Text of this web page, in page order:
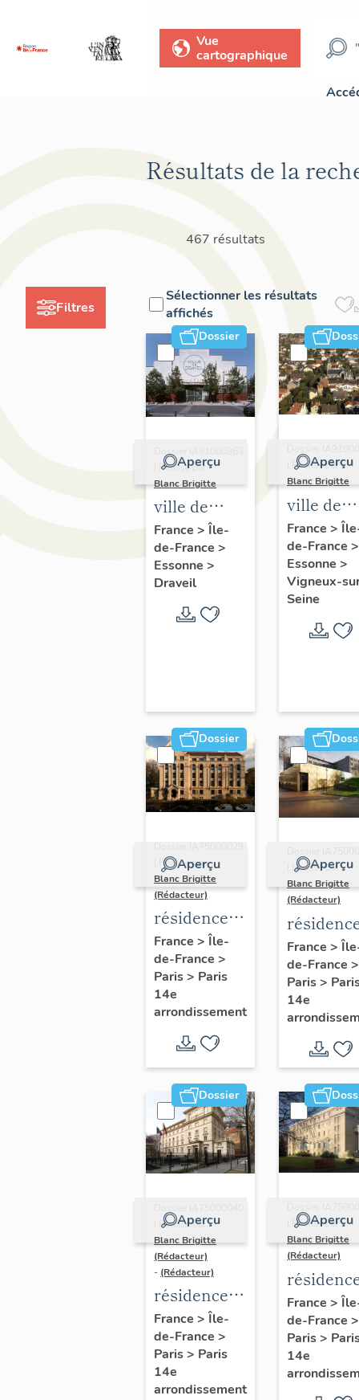
Vue
cartographique
Filtres
Résultats de la
467 résultats
Sélectionner les résultats
affichés
Dossier
Aperçu
Dossier IA91000863
| Réalisé par
Blanc Brigitte
ville de
Draveil
France > Île-
de-France >
Essonne >
Draveil
Aperçu
| Réalisé par
Blanc Brigitte
ville de
Vigneux-
sur-Seine
France >
de-France >
Essonne >
Vigneux-
Seine
Dossier
Aperçu
Dossier IA75000029
| Réalisé par
Blanc Brigitte
(Rédacteur)
résidence
d'étudiants
dite Maison
des
étudiants
arméniens -
Fondation
Marie
Nubar
France > Île-
de-France >
Paris> Paris
14e
arrondissement
Aperçu
| Réalisé par
Blanc Brigitte
(Rédacteur)
dite
André de
Gouveia
(ex-
des
étudiants
France >
de-France >
Paris>
14e
Dossier
Aperçu
| Réalisé par
Blanc Brigitte
(Rédacteur)
- (Rédacteur)
résidence
d'étudiants
dite Maison
de Monaco
France > Île-
de-France >
Paris> Paris
14e
arrondissement
Aperçu
| Réalisé par
Blanc Brigitte
(Rédacteur)
dite
France >
de-France >
Paris>
14e